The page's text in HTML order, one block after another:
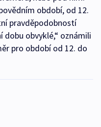
období, od 12.
pravděpodobností
dobu obvyklé,“ oznámili
pro období od 12. do